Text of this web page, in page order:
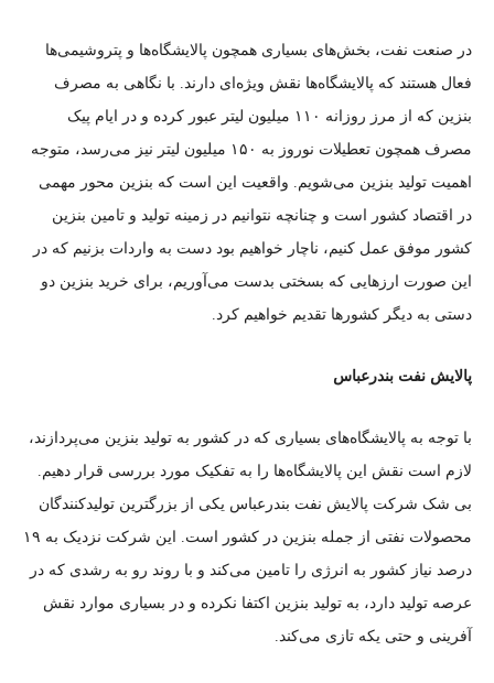
در صنعت نفت، بخش‌های بسیاری همچون پالایشگاه‌ها و پتروشیمی‌ها
فعال هستند که پالایشگاه‌ها نقش ویژه‌ای دارند. با نگاهی به مصرف
بنزین که از مرز روزانه ۱۱۰ میلیون لیتر عبور کرده و در ایام پیک
مصرف همچون تعطیلات نوروز به ۱۵۰ میلیون لیتر نیز می‌رسد، متوجه
اهمیت تولید بنزین می‌شویم. واقعیت این است که بنزین محور مهمی
در اقتصاد کشور است و چنانچه نتوانیم در زمینه تولید و تامین بنزین
کشور موفق عمل کنیم، ناچار خواهیم بود دست به واردات بزنیم که در
این صورت ارز‌هایی که بسختی بدست می‌آوریم، برای خرید بنزین دو
دستی به دیگر کشور‌ها تقدیم خواهیم کرد.
پالایش نفت بندرعباس
با توجه به پالایشگاه‌های بسیاری که در کشور به تولید بنزین می‌پردازند،
لازم است نقش این پالایشگاه‌ها را به تفکیک مورد بررسی قرار دهیم.
بی شک شرکت پالایش نفت بندرعباس یکی از بزرگترین تولیدکنندگان
محصولات نفتی از جمله بنزین در کشور است. این شرکت نزدیک به ۱۹
درصد نیاز کشور به انرژی را تامین می‌کند و با روند رو به رشدی که در
عرصه تولید دارد، به تولید بنزین اکتفا نکرده و در بسیاری موارد نقش
آفرینی و حتی یکه تازی می‌کند.